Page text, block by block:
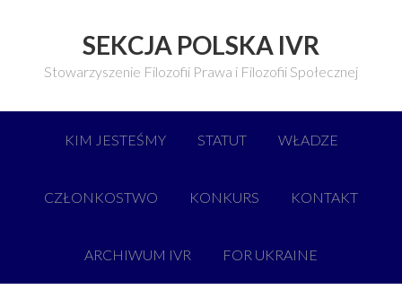
SEKCJA POLSKA IVR
Stowarzyszenie Filozofii Prawa i Filozofii Społecznej
KIM JESTEŚMY STATUT WŁADZE
CZŁONKOSTWO KONKURS KONTAKT
ARCHIWUM IVR FOR UKRAINE